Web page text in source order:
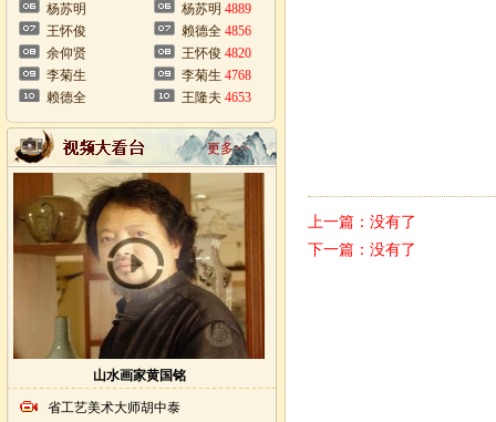
杨苏明
王怀俊
余仰贤
李菊生
赖德全
杨苏明 4889
赖德全 4856
王怀俊 4820
李菊生 4768
王隆夫 4653
更多>>
山水画家黄国铭
省工艺美术大师胡中泰
上一篇：没有了
下一篇：没有了